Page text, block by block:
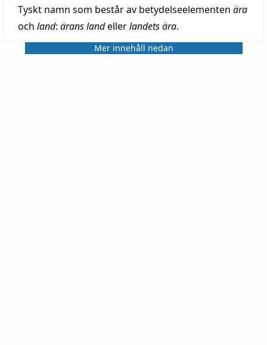
Tyskt namn som består av betydelseelementen ära
och land: ärans landellerlandets ära.
Mer innehåll nedan